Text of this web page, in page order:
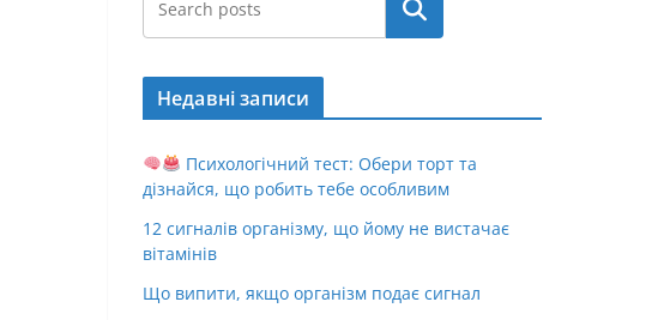
Пошук
Недавні записи
Психологічний тест: Обери торт та
дізнайся, що робить тебе особливим
12 сигналів організму, що йому не вистачає
вітамінів
Що випити, якщо організм подає сигнал